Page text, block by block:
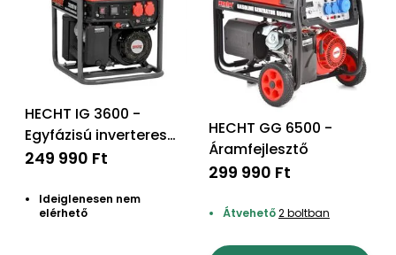
HECHT IG 3600 -
Egyfázisú inverteres
áramfejlesztő
249 990 Ft
Ideiglenesen nem
elérhető
HECHT GG 6500 -
Áramfejlesztő
299 990 Ft
Átvehető2 boltban